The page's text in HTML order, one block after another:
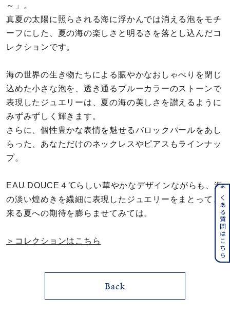
コレクション
レディース
リングサイズ
メンズ
リングサイズ
～
価格 ¥0 ¥400,000
在庫
～」。
真夏の太陽に照らされる海に浮かんでは消える泡をモチ
ーフにした、夏の海の楽しさと明るさを落とし込んだコ
レクションです。
海の世界の生き物たちによる賑やかなおしゃべりを閉じ
込めた小さな泡を、透き通るブルーカラーのストーンで
表現したジュエリーは、夏の海の美しさを讃えるように
みずみずしく輝きます。
さらに、個性豊かな表情を魅せるバロックパールをあし
らった、あなただけのネックレスやピアスもラインナッ
プ。
EAU DOUCE４℃らしい華やかなデザインながらも、海
の淡い煌めきを繊細に表現したジュエリーをまとって、
来る夏への期待を膨らませてみては。
＞コレクションはこちら
Back
よくある質問はこちら